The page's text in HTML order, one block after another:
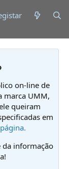
on-line de
marca UMM,
queiram
em
da informação